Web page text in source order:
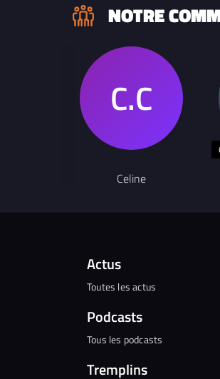
NOTRE
Celine
Actus
Toutes les actus
Podcasts
Tous les podcasts
Tremplins